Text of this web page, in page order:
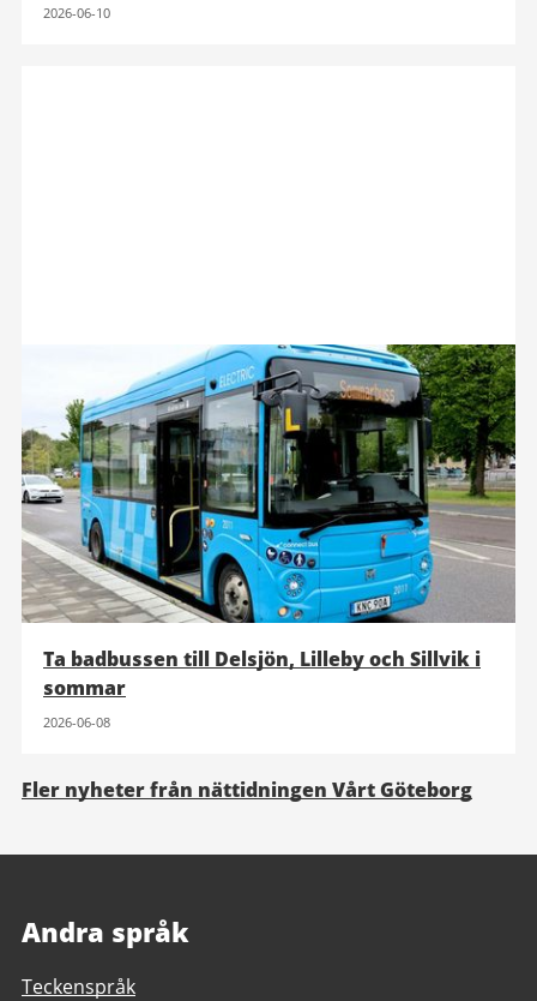
2026-06-10
Ta badbussen till Delsjön, Lilleby och Sillvik i
sommar
2026-06-08
Fler nyheter från nättidningen Vårt Göteborg
Andra språk
Teckenspråk